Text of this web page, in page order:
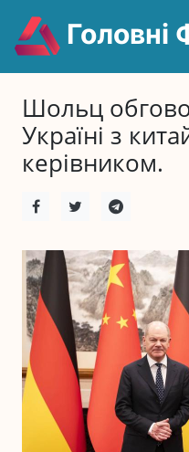
Головні
Шольц
Україні з
керівником.